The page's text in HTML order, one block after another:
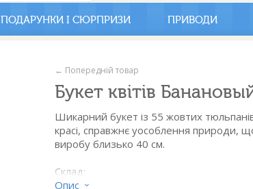
ПОДАРУНКИ І СЮРПРИЗИ ПРИВОДИ
← Попередній товар
Букет квітів
Шикарний букет із 55 жовтих
красі, справжнє уособлення природи,
виробу близько 40 см.
Склад:
- тюльпан жовтий - 55 шт.
Опис